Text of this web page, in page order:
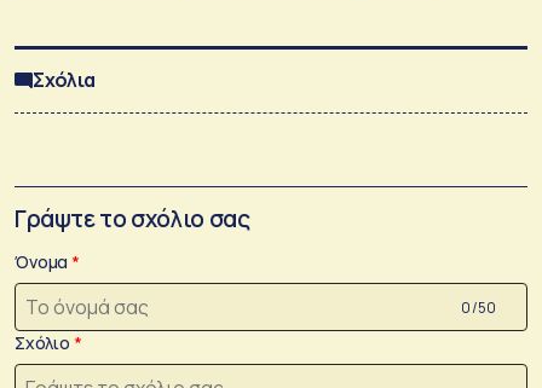
Σχόλια
Γράψτε το σχόλιο σας
Όνομα
0 /50
Σχόλιο